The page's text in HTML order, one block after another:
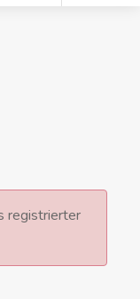
registrierter